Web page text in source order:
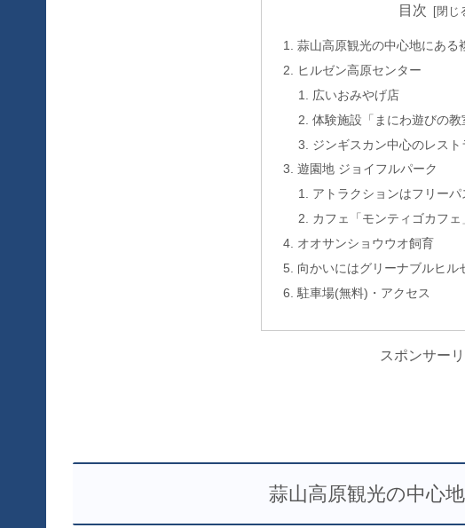
目次
蒜山高原観光の中心地にある
ヒルゼン高原センター
広いおみやげ店
体験施設「まにわ遊びの
ジンギスカン中心のレスト
遊園地 ジョイフルパーク
アトラクションはフリーパ
カフェ「モンティゴカフェ
オオサンショウウオ飼育
向かいにはグリーナブルヒル
駐車場(無料)・アクセス
スポンサー
蒜山高原観光の中心